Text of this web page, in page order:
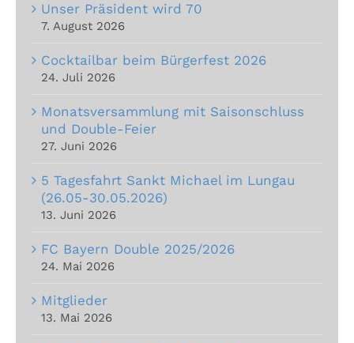
Unser Präsident wird 70
7. August 2026
Cocktailbar beim Bürgerfest 2026
24. Juli 2026
Monatsversammlung mit Saisonschluss
und Double-Feier
27. Juni 2026
5 Tagesfahrt Sankt Michael im Lungau
(26.05-30.05.2026)
13. Juni 2026
FC Bayern Double 2025/2026
24. Mai 2026
Mitglieder
13. Mai 2026